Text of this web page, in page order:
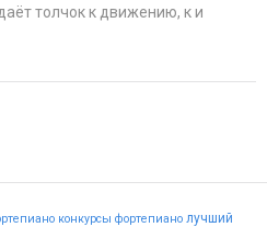
толчок к движению, к и
конкурсы фортепиано лучший